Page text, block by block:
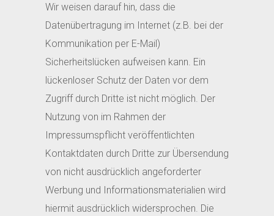
Wir weisen darauf hin, dass die
Datenübertragung im Internet (z.B. bei der
Kommunikation per E-Mail)
Sicherheitslücken aufweisen kann. Ein
lückenloser Schutz der Daten vor dem
Zugriff durch Dritte ist nicht möglich. Der
Nutzung von im Rahmen der
Impressumspflicht veröffentlichten
Kontaktdaten durch Dritte zur Übersendung
von nicht ausdrücklich angeforderter
Werbung und Informationsmaterialien wird
hiermit ausdrücklich widersprochen. Die